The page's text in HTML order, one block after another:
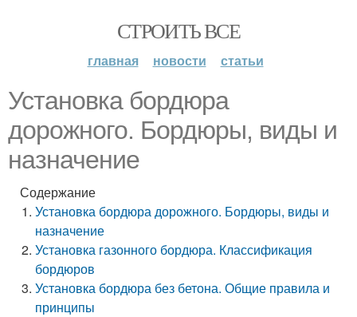
СТРОИТЬ ВСЕ
главная новости статьи
Установка бордюра
дорожного. Бордюры, виды и
назначение
Содержание
Установка бордюра дорожного. Бордюры, виды и
назначение
Установка газонного бордюра. Классификация
бордюров
Установка бордюра без бетона. Общие правила и
принципы